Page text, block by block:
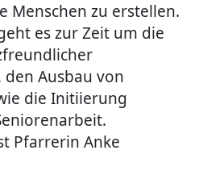
Menschen zu erstellen.
es zur Zeit um die
Ausbau von
die Initiierung
Pfarrerin Anke